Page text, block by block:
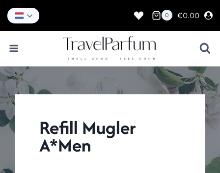
naar
inhoud
0 €0.00
Refill Mugler
A*Men